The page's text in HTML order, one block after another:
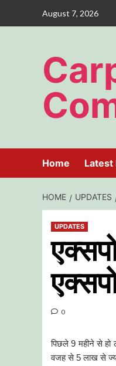
August 7, 2026
Home Latest
HOME UPDATES
UPDATES
0
पिछले9महीने से हो
वजह से5लाख से